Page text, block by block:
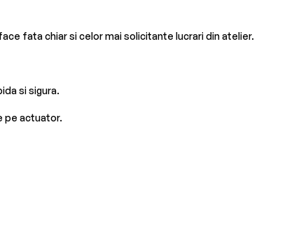
fata chiar si celor mai solicitante lucrari din atelier.
si sigura.
pe actuator.